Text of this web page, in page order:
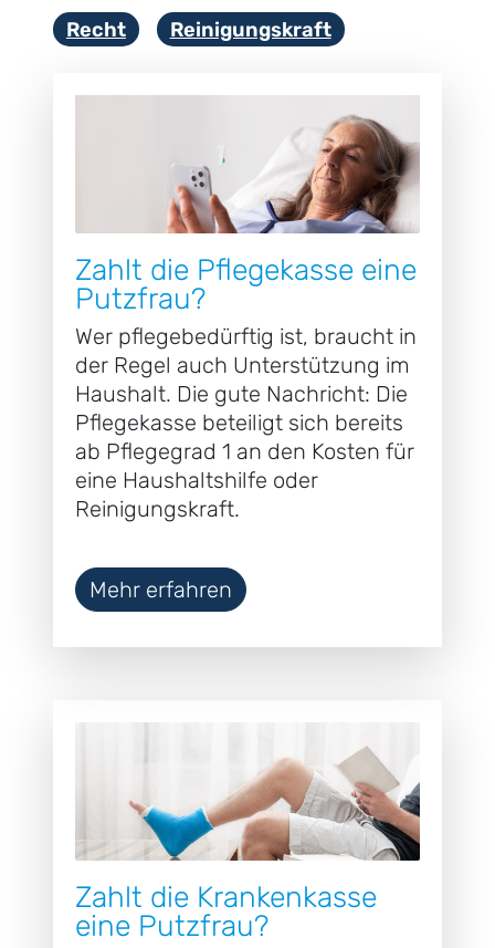
Recht Reinigungskraft
Zahlt die Pflegekasse eine
Putzfrau?
Wer pflegebedürftig ist, braucht in
der Regel auch Unterstützung im
Haushalt. Die gute Nachricht: Die
Pflegekasse beteiligt sich bereits
ab Pflegegrad 1 an den Kosten für
eine Haushaltshilfe oder
Reinigungskraft.
Mehr erfahren
Zahlt die Krankenkasse
eine Putzfrau?